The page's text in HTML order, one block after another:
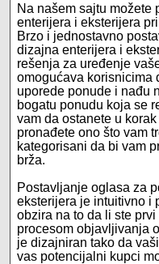
Na našem sajtu možete
enterijera i eksterijera
Brzo i jednostavno
dizajna enterijera i
rešenja za uređenje
omogućava korisnicima
uporede ponude i nađu
bogatu ponudu koja se
vam da ostanete u
pronađete ono što vam
kategorisani da bi vam
brža.
Postavljanje oglasa za
eksterijera je intuitivno i
obzira na to da li ste
procesom objavljivanja
je dizajniran tako da
vas potencijalni kupci